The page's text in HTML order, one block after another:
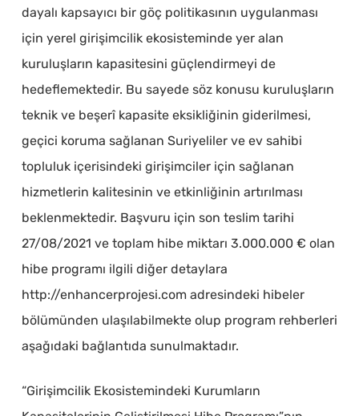
dayalı kapsayıcı bir göç politikasının uygulanması
için yerel girişimcilik ekosisteminde yer alan
kuruluşların kapasitesini güçlendirmeyi de
hedeflemektedir. Bu sayede söz konusu kuruluşların
teknik ve beşerî kapasite eksikliğinin giderilmesi,
geçici koruma sağlanan Suriyeliler ve ev sahibi
topluluk içerisindeki girişimciler için sağlanan
hizmetlerin kalitesinin ve etkinliğinin artırılması
beklenmektedir. Başvuru için son teslim tarihi
27/08/2021 ve toplam hibe miktarı 3.000.000 € olan
hibe programı ilgili diğer detaylara
http://enhancerprojesi.com adresindeki hibeler
bölümünden ulaşılabilmekte olup program rehberleri
aşağıdaki bağlantıda sunulmaktadır.
“Girişimcilik Ekosistemindeki Kurumların